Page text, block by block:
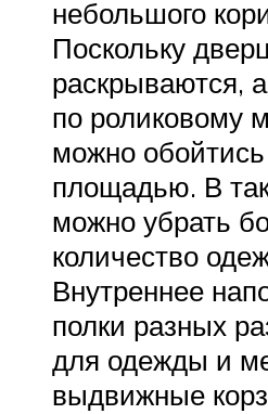
небольшого
Поскольку
раскрываются,
по роликовому
можно
площадью. В
можно убрать
количество
Внутреннее
полки разных
для одежды и
выдвижные